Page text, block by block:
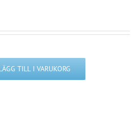
TILL I VARUKORG